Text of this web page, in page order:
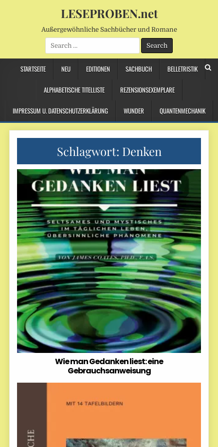
LESEPROBEN.net
Außergewöhnliche Sachbücher und Romane
Search
for:
STARTSEITE NEU EDITIONEN SACHBUCH BELLETRISTIK
ALPHABETISCHE TITELLISTE REZENSIONSEXEMPLARE
IMPRESSUM U. DATENSCHUTZERKLÄRUNG WUNDER QUANTENMECHANIK
Schlagwort: Denken
Wie man Gedanken liest: eine
Gebrauchsanweisung